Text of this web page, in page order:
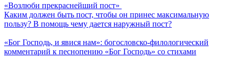
«Возлюби прекраснейший пост»
Каким должен быть пост, чтобы он принес максимальную
пользу? В помощь чему дается наружный пост?
«Бог Господь, и явися нам»: богословско-филологический
комментарий к песнопению «Бог Господь» со стихами